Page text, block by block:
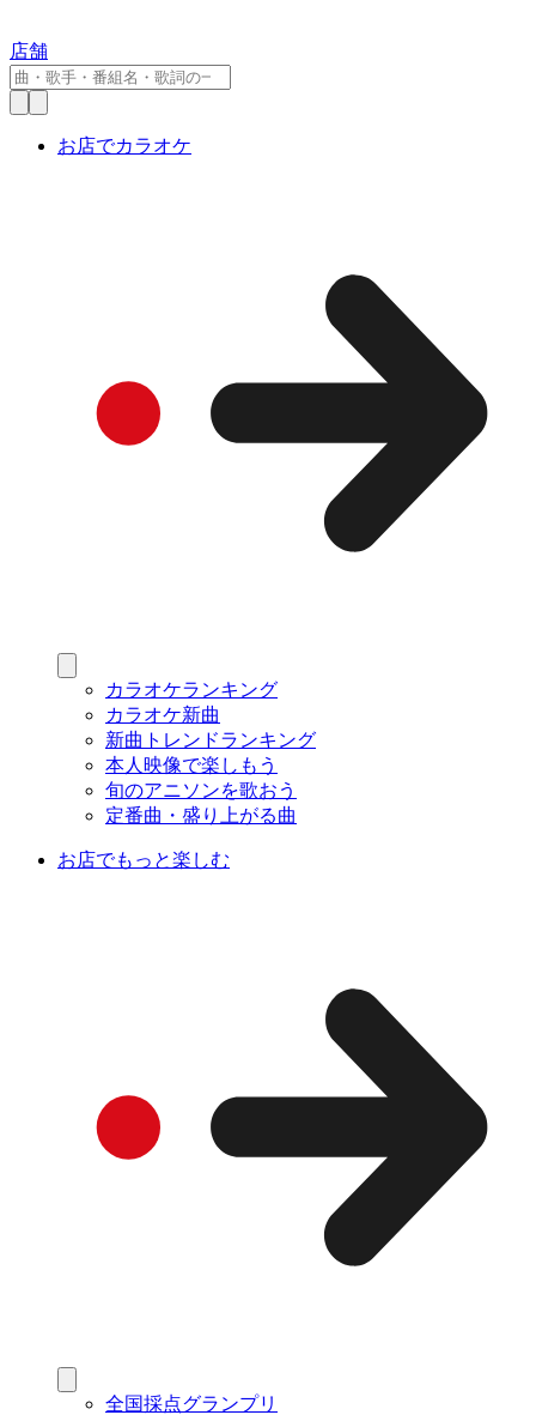
店舗
お店でカラオケ
カラオケランキング
カラオケ新曲
新曲トレンドランキング
本人映像で楽しもう
旬のアニソンを歌おう
定番曲・盛り上がる曲
お店でもっと楽しむ
全国採点グランプリ